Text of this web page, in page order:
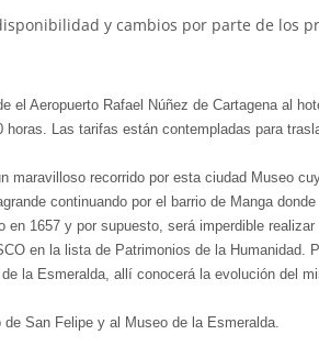
y cambios por parte de los
Aeropuerto Rafael Núñez de Cartagena al
Las tarifas están contempladas para
recorrido por esta ciudad Museo
continuando por el barrio de Manga
1657 y por supuesto, será imperdible
en la lista de Patrimonios de la Humanidad.
la Esmeralda, allí conocerá la evolución del
San Felipe y al Museo de la Esmeralda.